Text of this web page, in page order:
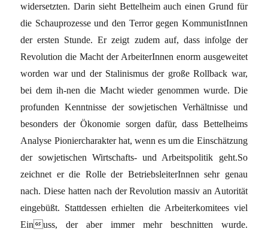
widersetzten. Darin sieht Bettelheim auch einen Grund für
die Schauprozesse und den Terror gegen KommunistInnen
der ersten Stunde. Er zeigt zudem auf, dass infolge der
Revolution die Macht der ArbeiterInnen enorm ausgeweitet
worden war und der Stalinismus der große Rollback war,
bei dem ih-nen die Macht wieder genommen wurde. Die
profunden Kenntnisse der sowjetischen Verhältnisse und
besonders der Ökonomie sorgen dafür, dass Bettelheims
Analyse Pioniercharakter hat, wenn es um die Einschätzung
der sowjetischen Wirtschafts- und Arbeitspolitik geht.So
zeichnet er die Rolle der BetriebsleiterInnen sehr genau
nach. Diese hatten nach der Revolution massiv an Autorität
eingebüßt. Stattdessen erhielten die Arbeiterkomitees viel
Einuss, der aber immer mehr beschnitten wurde.